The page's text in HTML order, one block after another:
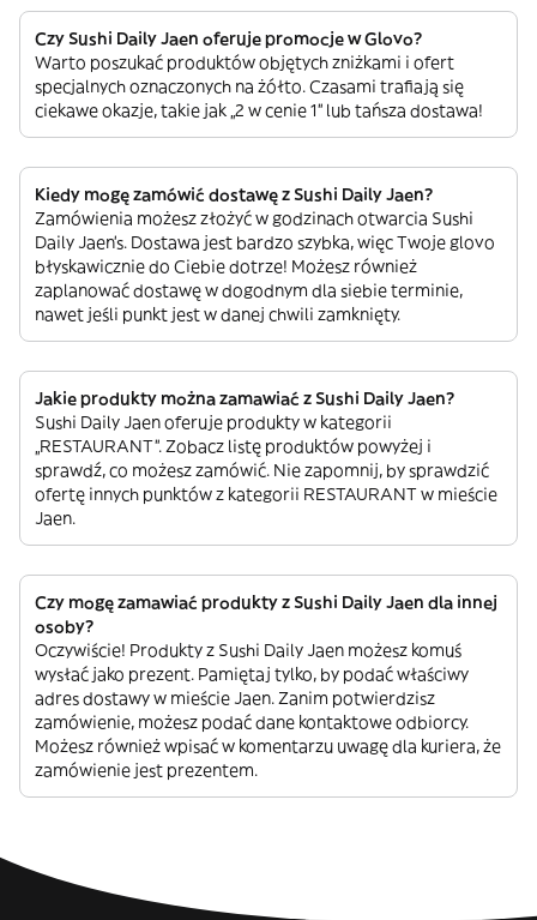
Czy Sushi Daily Jaen oferuje promocje w Glovo?
Warto poszukać produktów objętych zniżkami i ofert
specjalnych oznaczonych na żółto. Czasami trafiają się
ciekawe okazje, takie jak „2 w cenie 1” lub tańsza dostawa!
Kiedy mogę zamówić dostawę z Sushi Daily Jaen?
Zamówienia możesz złożyć w godzinach otwarcia Sushi
Daily Jaen’s. Dostawa jest bardzo szybka, więc Twoje glovo
błyskawicznie do Ciebie dotrze! Możesz również
zaplanować dostawę w dogodnym dla siebie terminie,
nawet jeśli punkt jest w danej chwili zamknięty.
Jakie produkty można zamawiać z Sushi Daily Jaen?
Sushi Daily Jaen oferuje produkty w kategorii
„RESTAURANT”. Zobacz listę produktów powyżej i
sprawdź, co możesz zamówić. Nie zapomnij, by sprawdzić
ofertę innych punktów z kategorii RESTAURANT w mieście
Jaen.
Czy mogę zamawiać produkty z Sushi Daily Jaen dla innej
osoby?
Oczywiście! Produkty z Sushi Daily Jaen możesz komuś
wysłać jako prezent. Pamiętaj tylko, by podać właściwy
adres dostawy w mieście Jaen. Zanim potwierdzisz
zamówienie, możesz podać dane kontaktowe odbiorcy.
Możesz również wpisać w komentarzu uwagę dla kuriera, że
zamówienie jest prezentem.